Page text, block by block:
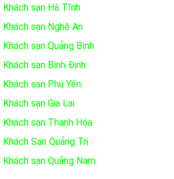
Khách sạn Hà Tĩnh
Khách sạn Nghệ An
Khách sạn Quảng Bình
Khách sạn Bình Định
Khách sạn Phú Yên
Khách sạn Gia Lai
Khách sạn Thanh Hóa
Khách Sạn Quảng Trị
Khách sạn Quảng Nam